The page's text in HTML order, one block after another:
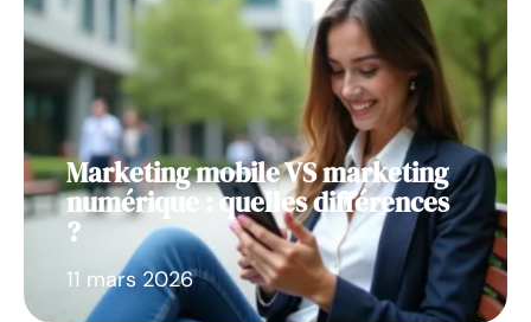
Marketing mobile VS marketing
numérique : quelles différences
?
11 mars 2026